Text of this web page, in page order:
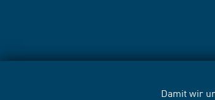
Damit wir